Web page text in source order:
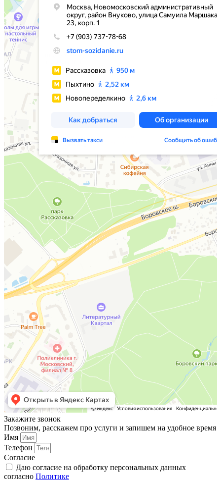
Закажите звонок
Позвоним, расскажем про услуги и запишем на удобное время
Имя
Телефон
Согласие
Даю согласие на обработку персональных данных
согласно Политике